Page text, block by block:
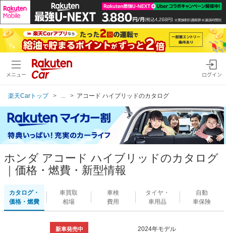
メニュー ログイン
楽天Carトップ アコード ハイブリッドのカタログ
ホンダ アコード ハイブリッドのカタログ
｜価格・燃費・新型情報
カタログ・
価格・燃費
車買取
相場
車検
費用
タイヤ・
車用品
自動
車保険
新車発売中 2024年モデル